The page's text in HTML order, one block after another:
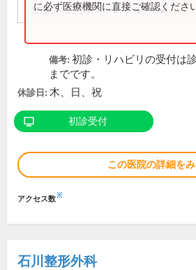
15:30～19:00 ● ● ●
に必ず医療機関に直接ご確認くださ
備考: 初診・リハビリの受付は
までです。
休診日: 木、日、祝
初診受付
この医院の詳細を
アクセス数※
石川整形外科